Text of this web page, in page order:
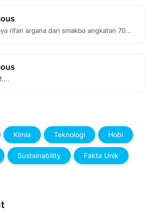
rifan argana dari smakbo angkatan 70...
Kimia Teknologi Hobi
Sustainability Fakta Unik